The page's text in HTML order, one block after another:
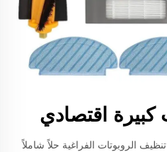
اقتصادي
الروبوتات الفراغية حلاً شاملاً